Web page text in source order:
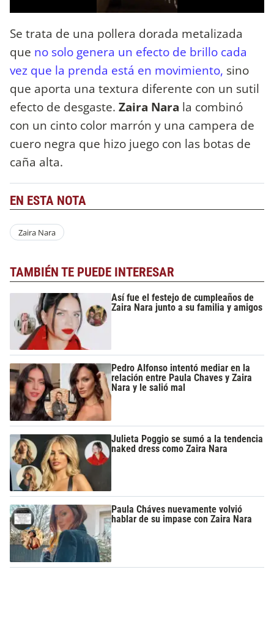
Se trata de una pollera dorada metalizada
que no solo genera un efecto de brillo cada
vez que la prenda está en movimiento, sino
que aporta una textura diferente con un sutil
efecto de desgaste. Zaira Nara la combinó
con un cinto color marrón y una campera de
cuero negra que hizo juego con las botas de
caña alta.
EN ESTA NOTA
Zaira Nara
TAMBIÉN TE PUEDE INTERESAR
Así fue el festejo de cumpleaños de
Zaira Nara junto a su familia y amigos
Pedro Alfonso intentó mediar en la
relación entre Paula Chaves y Zaira
Nara y le salió mal
Julieta Poggio se sumó a la tendencia
naked dress como Zaira Nara
Paula Cháves nuevamente volvió
hablar de su impase con Zaira Nara